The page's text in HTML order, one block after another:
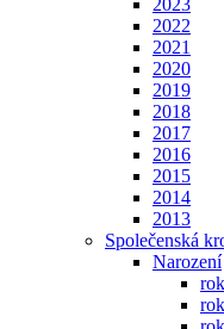
2023
2022
2021
2020
2019
2018
2017
2016
2015
2014
2013
Společenská
Narození